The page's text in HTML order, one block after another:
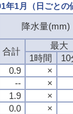
年1月（日ごと
降水量(mm)
合計
最大
1時間
10
0.9 ×
-- ×
1.9 ×
0.0 ×
降水量(mm)
合計
最大
1時間
10
0.9 ×
-- ×
1.9 ×
0.0 ×
降水量(mm)
合計
最大
1時間
10
0.9 ×
-- ×
1.9 ×
0.0 ×
降水量(mm)
合計
最大
1時間
10
0.9 ×
-- ×
1.9 ×
0.0 ×